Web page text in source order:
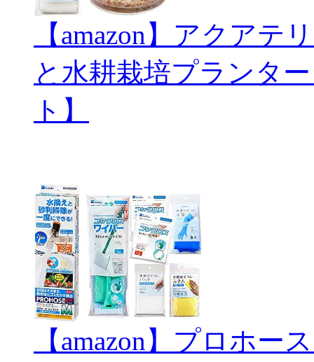
【amazon】アクアテ
と水耕栽培プランタ
ト】
【amazon】プロホ